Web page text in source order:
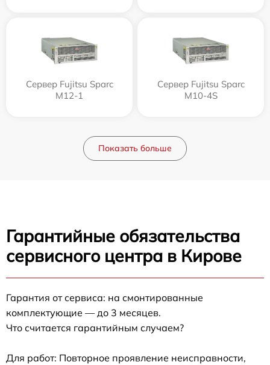
Сервер Fujitsu Sparc
M12-1
Сервер Fujitsu Sparc
M10-4S
Показать больше
Гарантийные обязательства
сервисного центра в Кирове
Гарантия от сервиса: на смонтированные
комплектующие — до 3 месяцев.
Что считается гарантийным случаем?
Для работ: Повторное проявление неисправности,